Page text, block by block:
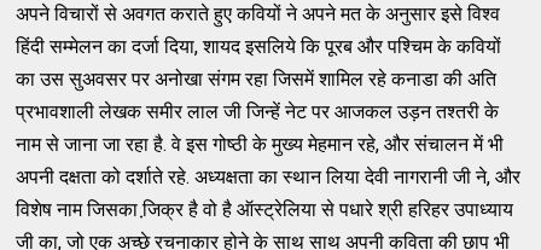
अपने विचारों से अवगत कराते हुए कवियों ने अपने मत के अनुसार इसे विश्व
हिंदी सम्मेलन का दर्जा दिया, शायद इसलिये कि पूरब और पश्चिम के कवियों
का उस सुअवसर पर अनोखा संगम रहा जिसमें शामिल रहे कनाडा की अति
प्रभावशाली लेखक समीर लाल जी जिन्हें नेट पर आजकल उड़न तश्तरी के
नाम से जाना जा रहा है. वे इस गोष्ठी के मुख्य मेहमान रहे, और संचालन में भी
अपनी दक्षता को दर्शाते रहे. अध्यक्षता का स्थान लिया देवी नागरानी जी ने, और
विशेष नाम जिसका जि़क्र है वो है ऑस्ट्रेलिया से पधारे श्री हरिहर उपाध्याय
जी का, जो एक अच्छे रचनाकार होने के साथ साथ अपनी कविता की छाप भी